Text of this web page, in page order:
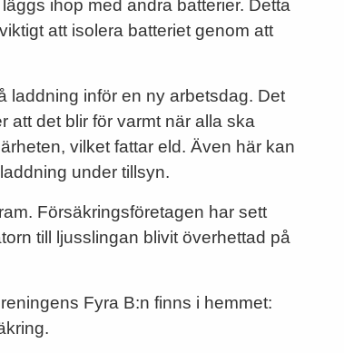
ihop med andra batterier. Detta
att isolera batteriet genom att
laddning inför en ny arbetsdag. Det
att det blir för varmt när alla ska
vilket fattar eld. Även här kan
under tillsyn.
Försäkringsföretagen har sett
till ljusslingan blivit överhettad på
Fyra B:n finns i hemmet: